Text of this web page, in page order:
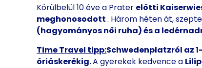
Körülbelül 10 éve a Prater előtti
meghonosodott. Három héten át,
(hagyományos női ruha) és a
Time Travel tipp:Schwedenplatzról az
óriáskerékig.A gyerekek kedvence a